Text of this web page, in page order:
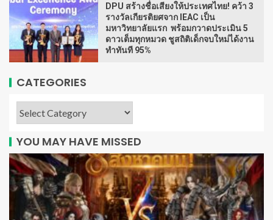
DPU สร้างชื่อเสียงให้ประเทศไทย! คว้า 3
รางวัลเกียรติยศจาก IEAC เป็น
มหาวิทยาลัยแรก พร้อมกวาดประเมิน 5
ดาวเต็มทุกหมวด ชูสถิติเด็กจบใหม่ได้งาน
ทำทันที 95%
CATEGORIES
YOU MAY HAVE MISSED